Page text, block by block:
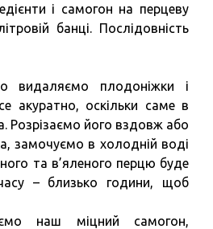
і самогон на перцеву
банці. Послідовність
видаляємо плодоніжки і
акуратно, оскільки саме в
Розрізаємо його вздовж або
замочуємо в холодній воді
та в’яленого перцю буде
– близько години, щоб
наш міцний самогон,